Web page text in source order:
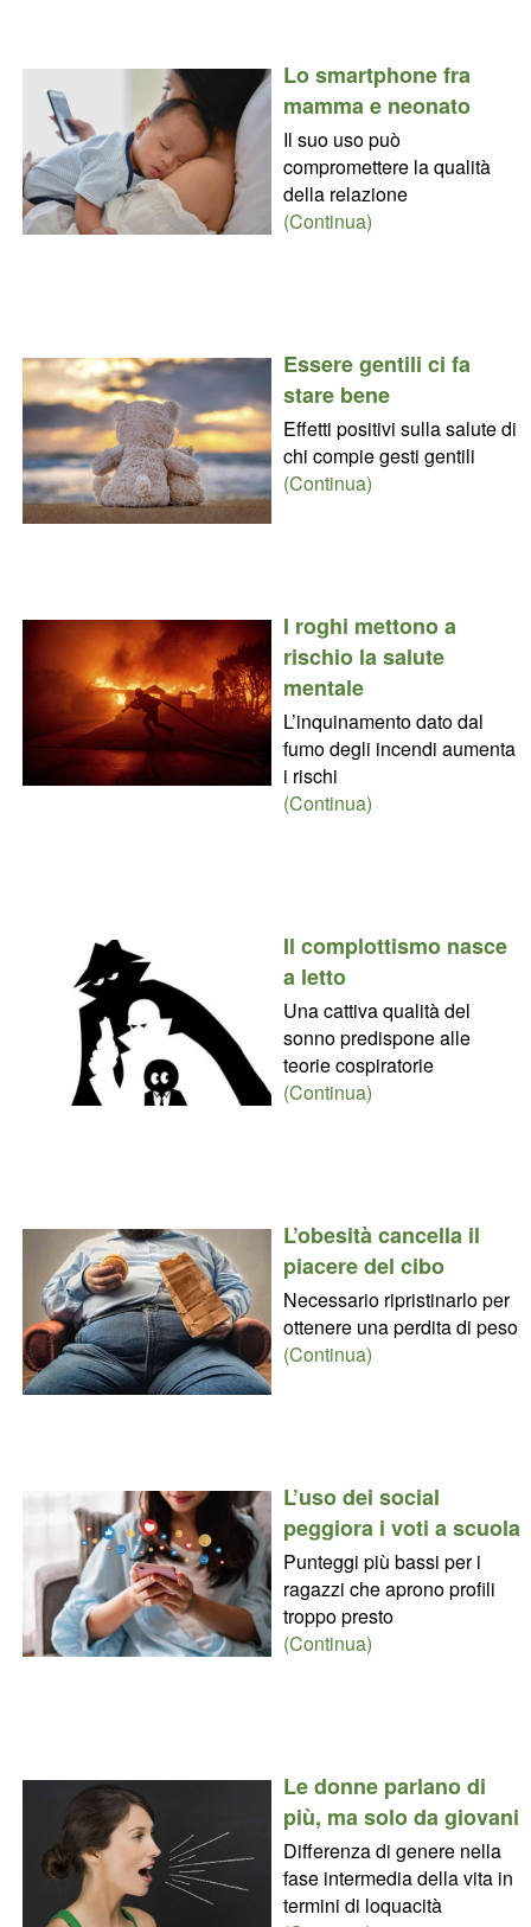
Lo smartphone fra
mamma e neonato
Il suo uso può
compromettere la qualità
della relazione
(Continua)
Essere gentili ci fa
stare bene
Effetti positivi sulla salute di
chi compie gesti gentili
(Continua)
I roghi mettono a
rischio la salute
mentale
L’inquinamento dato dal
fumo degli incendi aumenta
i rischi
(Continua)
Il complottismo nasce
a letto
Una cattiva qualità del
sonno predispone alle
teorie cospiratorie
(Continua)
L’obesità cancella il
piacere del cibo
Necessario ripristinarlo per
ottenere una perdita di peso
(Continua)
L’uso dei social
peggiora i voti a scuola
Punteggi più bassi per i
ragazzi che aprono profili
troppo presto
(Continua)
Le donne parlano di
più, ma solo da giovani
Differenza di genere nella
fase intermedia della vita in
termini di loquacità